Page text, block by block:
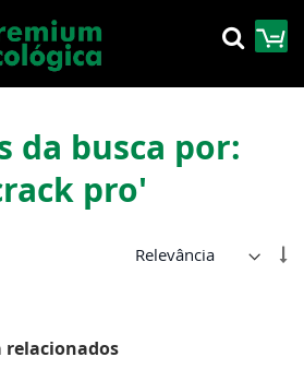
da busca por:
pro'
relacionados